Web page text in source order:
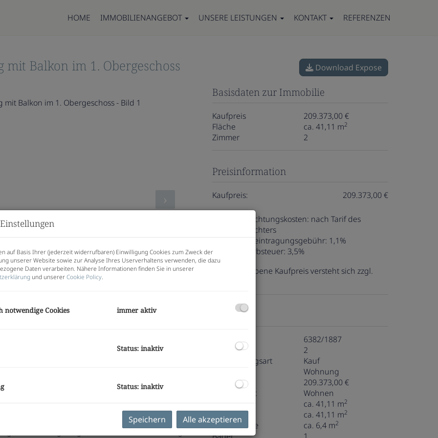
HOME IMMOBILIENANGEBOT UNSERE LEISTUNGEN KONTAKT REFERENZEN
Balkon im 1. Obergeschoss
in Graz –
oder Terrasse
vereint nachhaltige Bauweise, urbanen
von Graz. Der moderne Neubau mit
bietet langfristige Wohn- und Wertbeständigkeit.
Download Expose
Basisdaten zur Immobilie
Kaufpreis
209.373,00 €
Fläche
ca. 41,11 m2
Zimmer 2
Preisinformation
Kaufpreis: 209.373,00 €
Vertragserrichtungskosten: nach Tarif des
Vertragserrichters
Grundbucheintragungsgebühr: 1,1%
Grunderwerbsteuer: 3,5%
der angegebene Kaufpreis versteht sich zzgl.
Eckdaten
Objektnr.
6382/1887
Zimmer
2
Vermarktungsart
Kauf
Wohnung
Kaufpreis
209.373,00 €
Nutzungsart
Wohnen
Fläche
ca. 41,11 m2
Wohnfläche ca. 41,11 m2
Balkonfläche ca. 6,4 m2
auf Basis Ihrer (jederzeit widerrufbaren) Einwilligung Cookies zum Zweck der
unserer Website sowie zur Analyse Ihres Userverhaltens verwenden, die dazu
Daten verarbeiten. Nähere Informationen finden Sie in unserer
und unsererCookie Policy.
notwendige Cookies immer aktiv
Status: inaktiv
Status: inaktiv
Speichern Alle akzeptieren